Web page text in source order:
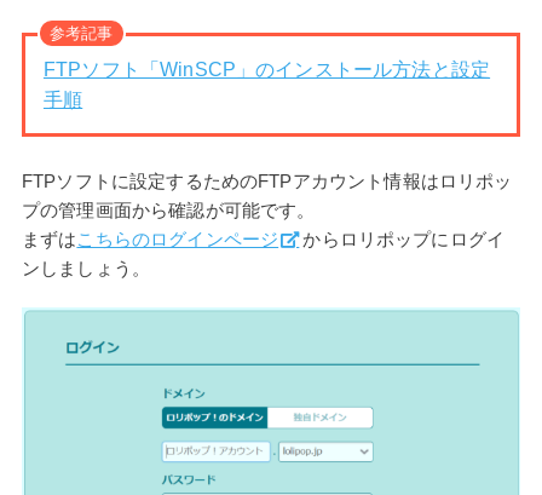
参考記事
FTPソフト「WinSCP」のインストール方法と設定
手順
FTPソフトに設定するためのFTPアカウント情報はロリポッ
プの管理画面から確認が可能です。
まずはこちらのログインページ
からロリポップにログイ
ンしましょう。